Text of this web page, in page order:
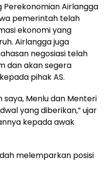
Perekonomian Airlangga
pemerintah telah
ekonomi yang
Airlangga juga
negosiasi telah
dan akan segera
pihak AS.
saya, Menlu dan Menteri
yang diberikan,” ujar
kepada awak
melemparkan posisi